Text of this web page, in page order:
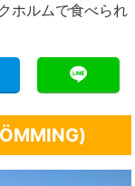
ホルムで食べられ